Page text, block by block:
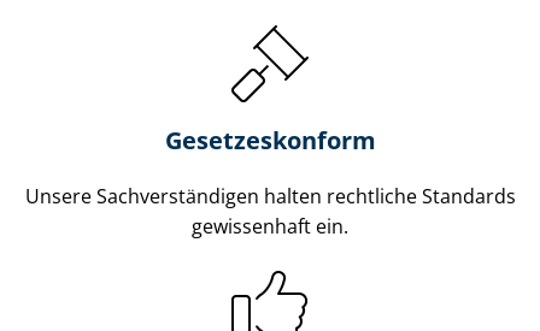
Gesetzes­konform
Unsere Sach­ver­stän­di­gen halten rechtliche Standards
gewissenhaft ein.